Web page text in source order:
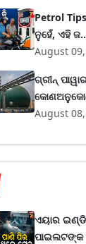
Petrol
ନୁହେଁ, ଏହି
August
ଗ୍ରୀନ୍
August
ଏୟାର
ପାଇଲଟଙ୍କ